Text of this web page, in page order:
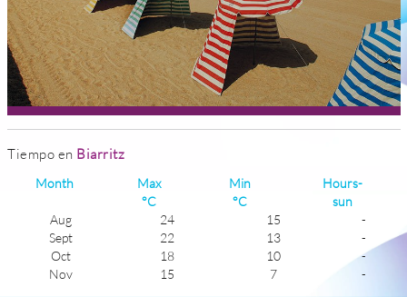
Tiempo en Biarritz
Month
Max
°C
Min
°C
Hours-
sun
Aug
24 15
-
Sept
22 13
-
Oct
18 10
-
Nov
15 7
-